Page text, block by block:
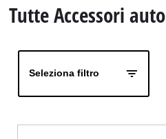
English
Tutte Accessori auto
Seleziona filtro